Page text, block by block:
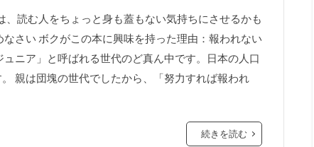
読む人をちょっと身も蓋もない気持ちにさせるかも
さい ボクがこの本に興味を持った理由：報われない
ニア」と呼ばれる世代のど真ん中です。日本の人口
親は団塊の世代でしたから、「努力すれば報われ
続きを読む